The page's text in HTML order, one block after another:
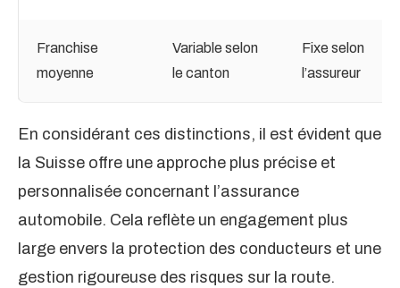
Franchise
moyenne
Variable selon
le canton
Fixe selon
l’assureur
En considérant ces distinctions, il est évident que
la Suisse offre une approche plus précise et
personnalisée concernant l’assurance
automobile. Cela reflète un engagement plus
large envers la protection des conducteurs et une
gestion rigoureuse des risques sur la route.